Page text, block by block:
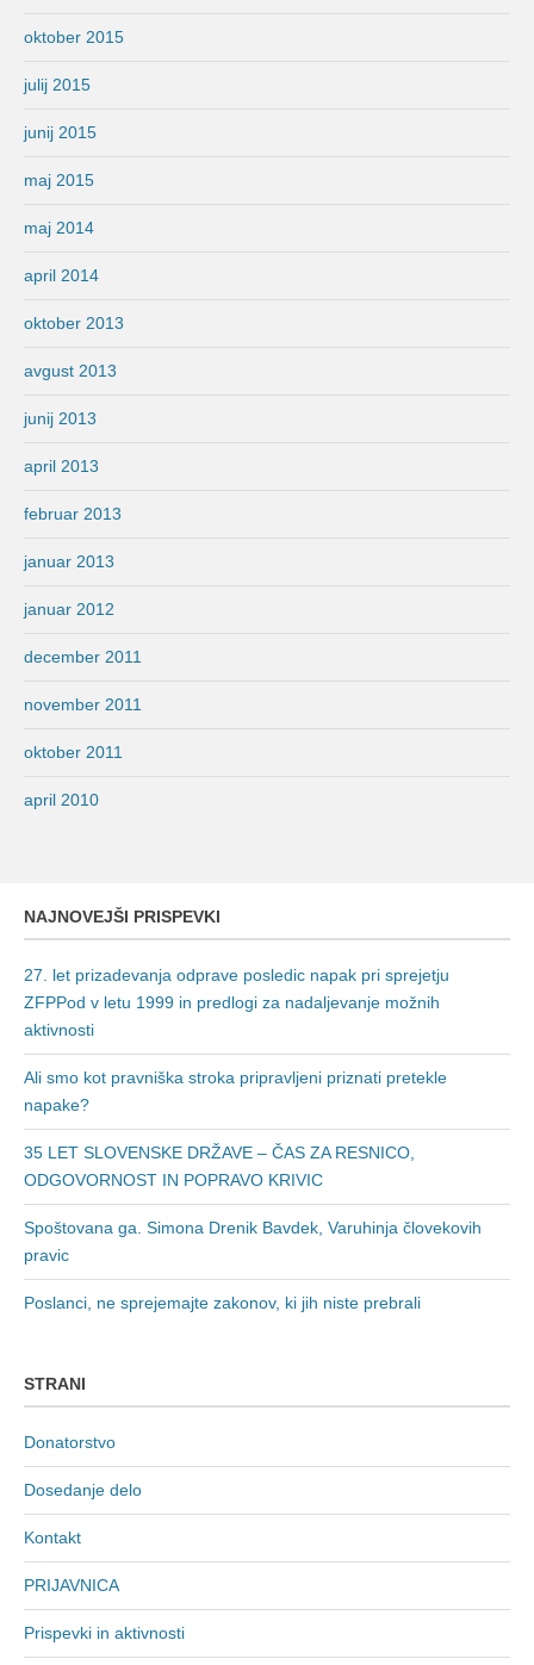
oktober 2015
julij 2015
junij 2015
maj 2015
maj 2014
april 2014
oktober 2013
avgust 2013
junij 2013
april 2013
februar 2013
januar 2013
januar 2012
december 2011
november 2011
oktober 2011
april 2010
NAJNOVEJŠI PRISPEVKI
27. let prizadevanja odprave posledic napak pri sprejetju
ZFPPod v letu 1999 in predlogi za nadaljevanje možnih
aktivnosti
Ali smo kot pravniška stroka pripravljeni priznati pretekle
napake?
35 LET SLOVENSKE DRŽAVE – ČAS ZA RESNICO,
ODGOVORNOST IN POPRAVO KRIVIC
Spoštovana ga. Simona Drenik Bavdek, Varuhinja človekovih
pravic
Poslanci, ne sprejemajte zakonov, ki jih niste prebrali
STRANI
Donatorstvo
Dosedanje delo
Kontakt
PRIJAVNICA
Prispevki in aktivnosti